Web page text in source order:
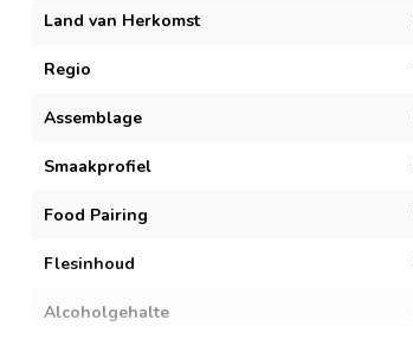
Land van Herkomst
Regio
Assemblage
Smaakprofiel
Food Pairing
Flesinhoud
Alcoholgehalte